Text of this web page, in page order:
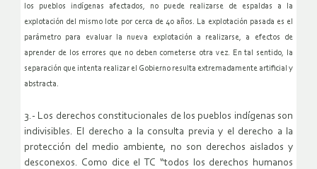
los pueblos indígenas afectados, no puede realizarse de espaldas a la
explotación del mismo lote por cerca de 40 años. La explotación pasada es el
parámetro para evaluar la nueva explotación a realizarse, a efectos de
aprender de los errores que no deben cometerse otra vez. En tal sentido, la
separación que intenta realizar el Gobierno resulta extremadamente artificial y
abstracta.
3.- Los derechos constitucionales de los pueblos indígenas son
indivisibles. El derecho a la consulta previa y el derecho a la
protección del medio ambiente, no son derechos aislados y
desconexos. Como dice el TC “todos los derechos humanos